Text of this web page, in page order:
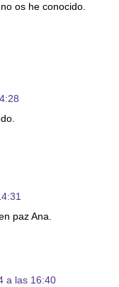
os he conocido.
paz Ana.
a las 16:40